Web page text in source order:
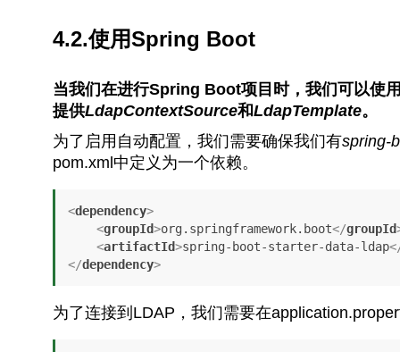
4.2.使用Spring Boot
当我们在进行Spring Boot项目时，我们可以使
提供LdapContextSource和LdapTemplate。
为了启用自动配置，我们需要确保我们有spring-
pom.xml中定义为一个依赖。
<dependency>
<groupId>org.springframework.boot</groupId
<artifactId>spring-boot-starter-data-ldap
</dependency>
为了连接到LDAP，我们需要在